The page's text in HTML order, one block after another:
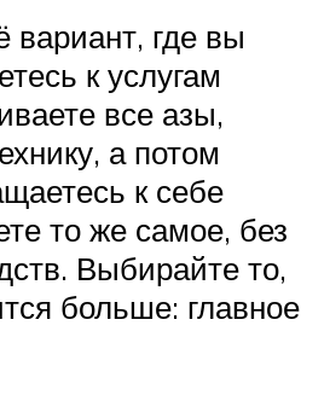
где вы
к услугам
все азы,
а потом
к себе
то же самое, без
Выбирайте то,
больше: главное